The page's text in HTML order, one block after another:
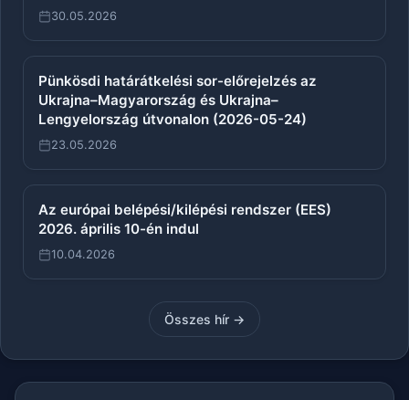
30.05.2026
Pünkösdi határátkelési sor-előrejelzés az
Ukrajna–Magyarország és Ukrajna–
Lengyelország útvonalon (2026-05-24)
23.05.2026
Az európai belépési/kilépési rendszer (EES)
2026. április 10-én indul
10.04.2026
Összes hír →